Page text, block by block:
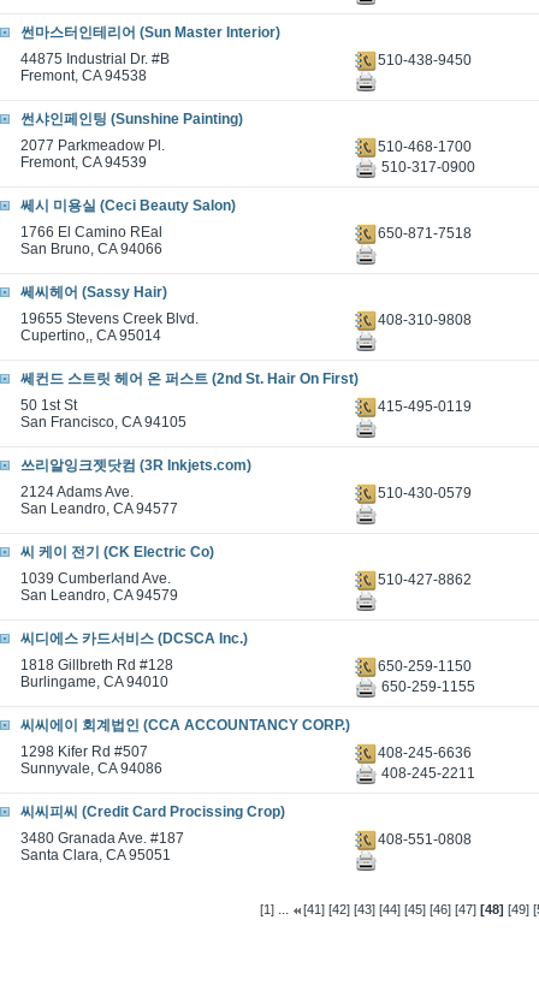
썬마스터인테리어 (Sun Master Interior)
44875 Industrial Dr. #B
Fremont, CA 94538
510-438-9450
썬샤인페인팅 (Sunshine Painting)
2077 Parkmeadow Pl.
Fremont, CA 94539
510-468-1700
510-317-0900
쎄시 미용실 (Ceci Beauty Salon)
1766 El Camino REal
San Bruno, CA 94066
650-871-7518
쎄씨헤어 (Sassy Hair)
19655 Stevens Creek Blvd.
Cupertino,, CA 95014
408-310-9808
쎄컨드 스트릿 헤어 온 퍼스트 (2nd St. Hair On First)
50 1st St
San Francisco, CA 94105
415-495-0119
쓰리알잉크젯닷컴 (3R Inkjets.com)
2124 Adams Ave.
San Leandro, CA 94577
510-430-0579
씨 케이 전기 (CK Electric Co)
1039 Cumberland Ave.
San Leandro, CA 94579
510-427-8862
씨디에스 카드서비스 (DCSCA Inc.)
1818 Gillbreth Rd #128
Burlingame, CA 94010
650-259-1150
650-259-1155
씨씨에이 회계법인 (CCA ACCOUNTANCY CORP.)
1298 Kifer Rd #507
Sunnyvale, CA 94086
408-245-6636
408-245-2211
씨씨피씨 (Credit Card Procissing Crop)
3480 Granada Ave. #187
Santa Clara, CA 95051
408-551-0808
[1] ... [41] [42] [43] [44] [45] [46] [47] [48] [49]